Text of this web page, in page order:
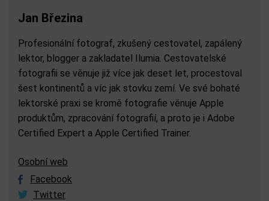
Jan Březina
Profesionální fotograf, zkušený cestovatel, zapálený
lektor, blogger a zakladatel Ilumia. Cestovatelské
fotografii se věnuje již více jak deset let, procestoval
šest kontinentů a víc jak stovku zemí. Ve své bohaté
lektorské praxi se kromě fotografie věnuje Apple
produktům, zpracování fotografií, a proto je i Adobe
Certified Expert a Apple Certified Trainer.
Osobní web
Facebook
Twitter